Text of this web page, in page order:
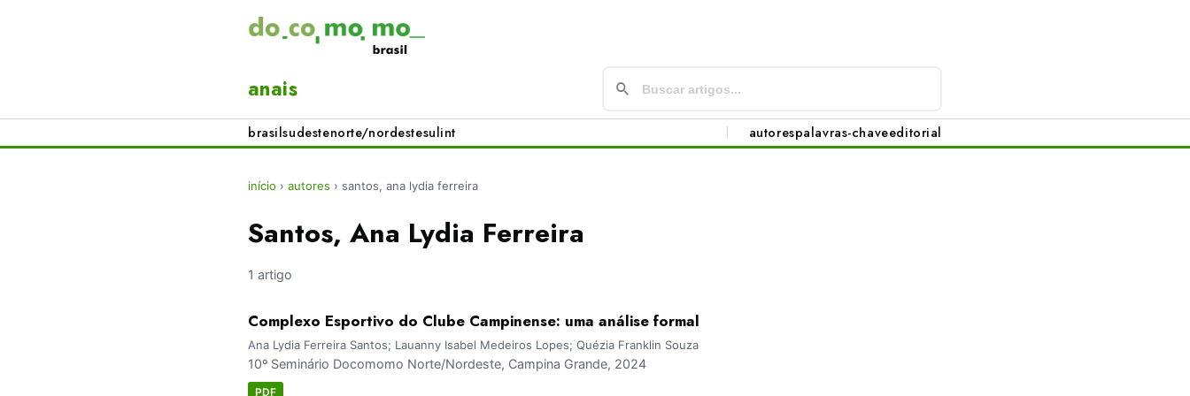
anais
brasilsudestenorte/nordestesulint autorespalavras-chaveeditorial
início › autores › santos, ana lydia ferreira
Santos, Ana Lydia Ferreira
1 artigo
Complexo Esportivo do Clube Campinense: uma análise formal
Ana Lydia Ferreira Santos; Lauanny Isabel Medeiros Lopes; Quézia Franklin Souza
10º Seminário Docomomo Norte/Nordeste, Campina Grande, 2024
PDF